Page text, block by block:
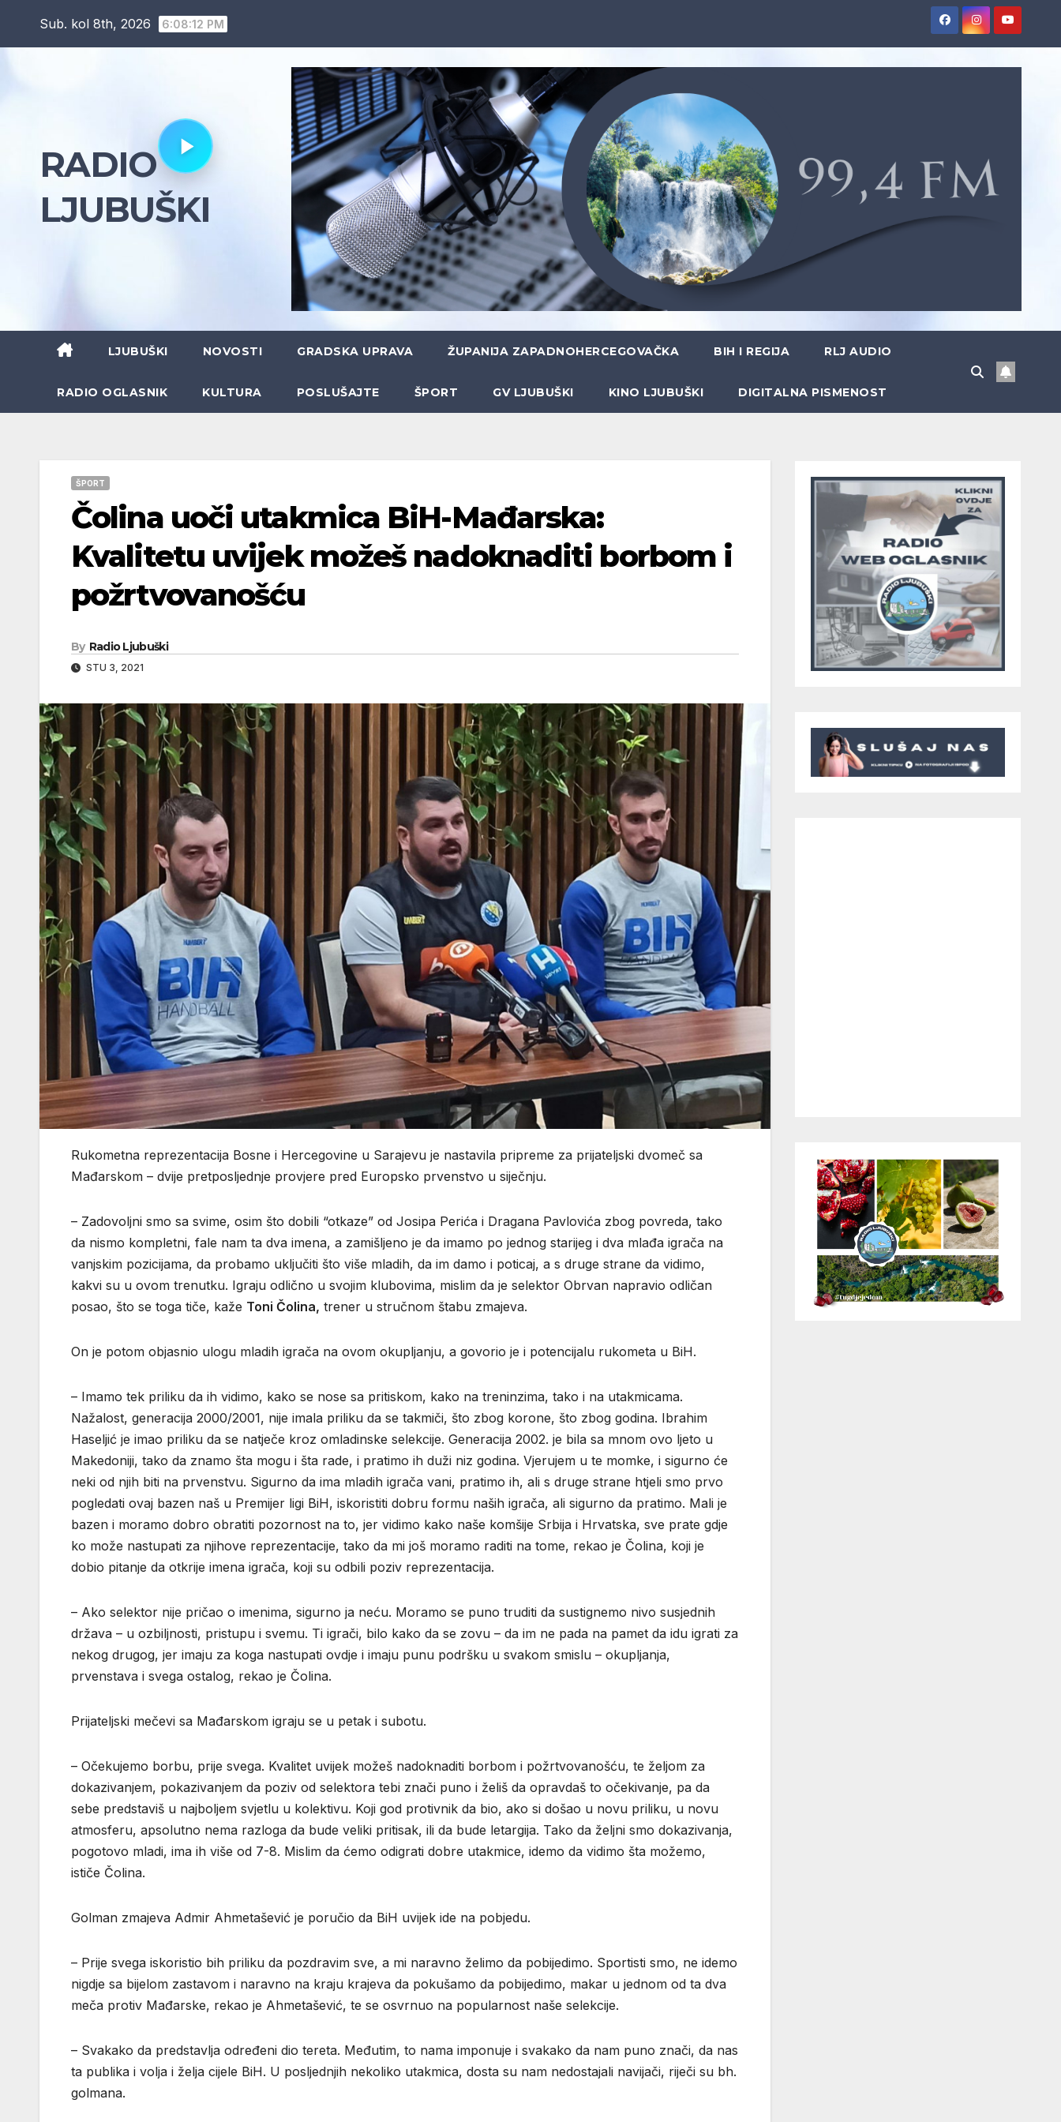
Sub. kol 8th, 2026 6:08:13 PM
RADIO
LJUBUŠKI
LJUBUŠKI NOVOSTI GRADSKA UPRAVA ŽUPANIJA ZAPADNOHERCEGOVAČKA BIH I REGIJA RLJ AUDIO
RADIO OGLASNIK KULTURA POSLUŠAJTE ŠPORT GV LJUBUŠKI KINO LJUBUŠKI DIGITALNA PISMENOST
ŠPORT
Čolina uoči utakmica BiH-Mađarska:
Kvalitetu uvijek možeš nadoknaditi borbom i
požrtvovanošću
By Radio Ljubuški
STU 3, 2021
Rukometna reprezentacija Bosne i Hercegovine u Sarajevu je nastavila pripreme za prijateljski dvomeč sa
Mađarskom – dvije pretposljednje provjere pred Europsko prvenstvo u siječnju.
– Zadovoljni smo sa svime, osim što dobili “otkaze” od Josipa Perića i Dragana Pavlovića zbog povreda, tako
da nismo kompletni, fale nam ta dva imena, a zamišljeno je da imamo po jednog starijeg i dva mlađa igrača na
vanjskim pozicijama, da probamo uključiti što više mladih, da im damo i poticaj, a s druge strane da vidimo,
kakvi su u ovom trenutku. Igraju odlično u svojim klubovima, mislim da je selektor Obrvan napravio odličan
posao, što se toga tiče, kaže Toni Čolina, trener u stručnom štabu zmajeva.
On je potom objasnio ulogu mladih igrača na ovom okupljanju, a govorio je i potencijalu rukometa u BiH.
– Imamo tek priliku da ih vidimo, kako se nose sa pritiskom, kako na treninzima, tako i na utakmicama.
Nažalost, generacija 2000/2001, nije imala priliku da se takmiči, što zbog korone, što zbog godina. Ibrahim
Haseljić je imao priliku da se natječe kroz omladinske selekcije. Generacija 2002. je bila sa mnom ovo ljeto u
Makedoniji, tako da znamo šta mogu i šta rade, i pratimo ih duži niz godina. Vjerujem u te momke, i sigurno će
neki od njih biti na prvenstvu. Sigurno da ima mladih igrača vani, pratimo ih, ali s druge strane htjeli smo prvo
pogledati ovaj bazen naš u Premijer ligi BiH, iskoristiti dobru formu naših igrača, ali sigurno da pratimo. Mali je
bazen i moramo dobro obratiti pozornost na to, jer vidimo kako naše komšije Srbija i Hrvatska, sve prate gdje
ko može nastupati za njihove reprezentacije, tako da mi još moramo raditi na tome, rekao je Čolina, koji je
dobio pitanje da otkrije imena igrača, koji su odbili poziv reprezentacija.
– Ako selektor nije pričao o imenima, sigurno ja neću. Moramo se puno truditi da sustignemo nivo susjednih
država – u ozbiljnosti, pristupu i svemu. Ti igrači, bilo kako da se zovu – da im ne pada na pamet da idu igrati za
nekog drugog, jer imaju za koga nastupati ovdje i imaju punu podršku u svakom smislu – okupljanja,
prvenstava i svega ostalog, rekao je Čolina.
Prijateljski mečevi sa Mađarskom igraju se u petak i subotu.
– Očekujemo borbu, prije svega. Kvalitet uvijek možeš nadoknaditi borbom i požrtvovanošću, te željom za
dokazivanjem, pokazivanjem da poziv od selektora tebi znači puno i želiš da opravdaš to očekivanje, pa da
sebe predstaviš u najboljem svjetlu u kolektivu. Koji god protivnik da bio, ako si došao u novu priliku, u novu
atmosferu, apsolutno nema razloga da bude veliki pritisak, ili da bude letargija. Tako da željni smo dokazivanja,
pogotovo mladi, ima ih više od 7-8. Mislim da ćemo odigrati dobre utakmice, idemo da vidimo šta možemo,
ističe Čolina.
Golman zmajeva Admir Ahmetašević je poručio da BiH uvijek ide na pobjedu.
– Prije svega iskoristio bih priliku da pozdravim sve, a mi naravno želimo da pobijedimo. Sportisti smo, ne idemo
nigdje sa bijelom zastavom i naravno na kraju krajeva da pokušamo da pobijedimo, makar u jednom od ta dva
meča protiv Mađarske, rekao je Ahmetašević, te se osvrnuo na popularnost naše selekcije.
– Svakako da predstavlja određeni dio tereta. Međutim, to nama imponuje i svakako da nam puno znači, da nas
ta publika i volja i želja cijele BiH. U posljednjih nekoliko utakmica, dosta su nam nedostajali navijači, riječi su bh.
golmana.